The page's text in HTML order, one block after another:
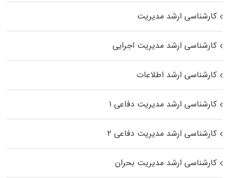
کارشناسی ارشد مدیریت
کارشناسی ارشد مدیریت اجرایی
کارشناسی ارشد اطلاعات
کارشناسی ارشد مدیریت دفاعی ۱
کارشناسی ارشد مدیریت دفاعی ۲
کارشناسی ارشد مدیریت بحران